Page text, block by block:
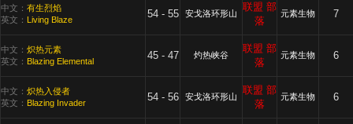
中文： 有生烈焰
英文： Living Blaze 54 - 55 安戈洛环形山
联盟 部
落
元素生物 7
中文： 炽热元素
英文： Blazing Elemental 45 - 47 灼热峡谷
联盟 部
落
元素生物 6
中文： 炽热入侵者
英文： Blazing Invader 54 - 56 安戈洛环形山
联盟 部
落
元素生物 6